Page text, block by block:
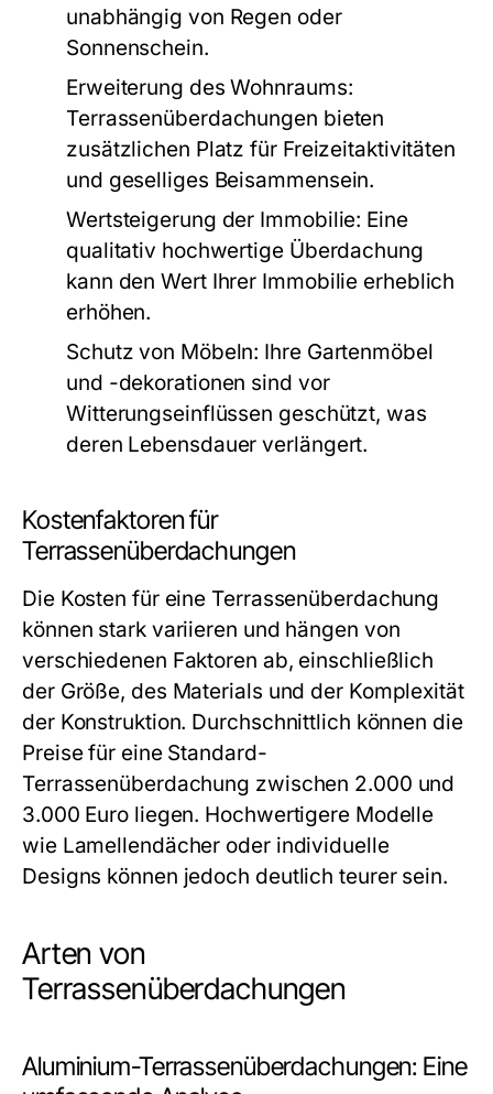
unabhängig von Regen oder
Sonnenschein.
Erweiterung des Wohnraums:
Terrassenüberdachungen bieten
zusätzlichen Platz für Freizeitaktivitäten
und geselliges Beisammensein.
Wertsteigerung der Immobilie: Eine
qualitativ hochwertige Überdachung
kann den Wert Ihrer Immobilie erheblich
erhöhen.
Schutz von Möbeln: Ihre Gartenmöbel
und -dekorationen sind vor
Witterungseinflüssen geschützt, was
deren Lebensdauer verlängert.
Kostenfaktoren für
Terrassenüberdachungen
Die Kosten für eine Terrassenüberdachung
können stark variieren und hängen von
verschiedenen Faktoren ab, einschließlich
der Größe, des Materials und der Komplexität
der Konstruktion. Durchschnittlich können die
Preise für eine Standard-
Terrassenüberdachung zwischen 2.000 und
3.000 Euro liegen. Hochwertigere Modelle
wie Lamellendächer oder individuelle
Designs können jedoch deutlich teurer sein.
Arten von
Terrassenüberdachungen
Aluminium-Terrassenüberdachungen: Eine